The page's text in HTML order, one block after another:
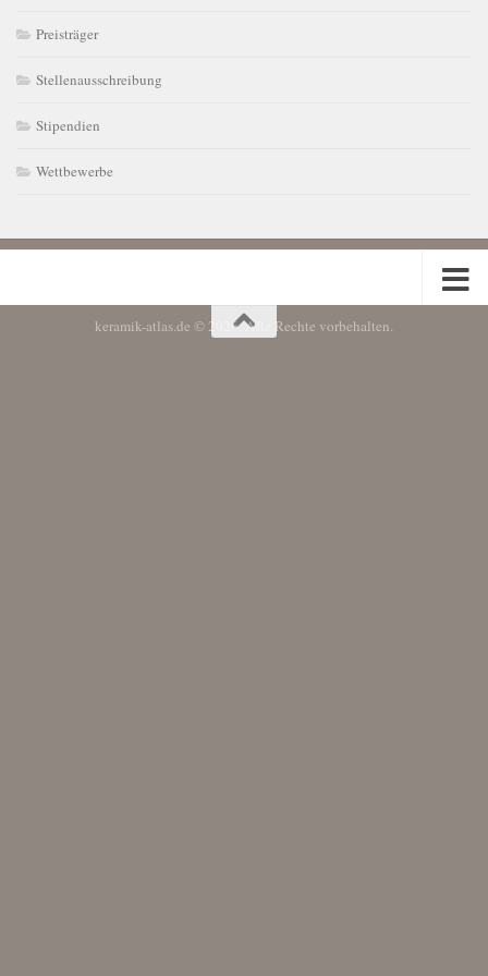
Preisträger
Stellenausschreibung
Stipendien
Wettbewerbe
keramik-atlas.de © 2026. Alle Rechte vorbehalten.